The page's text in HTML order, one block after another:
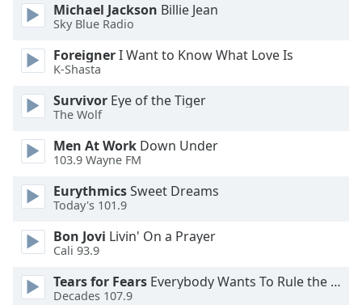
window.
Beginning
window.
Escape
cancel
close
window.
Color
Michael Jackson Billie Jean
Sky Blue Radio
ForeignerI Want to Know What Love Is
K-Shasta
Survivor Eye of the Tiger
The Wolf
Men At Work Down Under
103.9 Wayne FM
EurythmicsSweet Dreams
Today's 101.9
Bon Jovi Livin' On a Prayer
Cali 93.9
Tears for Fears Everybody Wants To Rule the World
Decades 107.9